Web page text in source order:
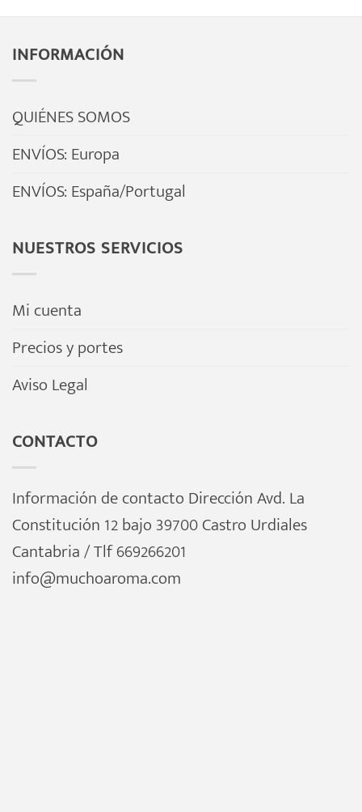
INFORMACIÓN
QUIÉNES SOMOS
ENVÍOS: Europa
ENVÍOS: España/Portugal
NUESTROS SERVICIOS
Mi cuenta
Precios y portes
Aviso Legal
CONTACTO
Información de contacto Dirección Avd. La
Constitución 12 bajo 39700 Castro Urdiales
Cantabria / Tlf 669266201
info@muchoaroma.com